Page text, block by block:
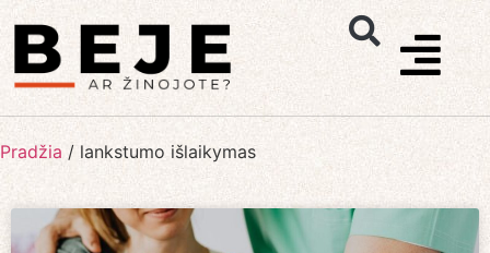
Pradžia / lankstumo išlaikymas